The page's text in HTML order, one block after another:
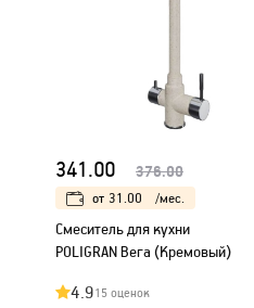
341.00 376.00
от 31.00 /мес.
Смеситель для кухни
POLIGRAN Вега (Кремовый)
4.915 оценок